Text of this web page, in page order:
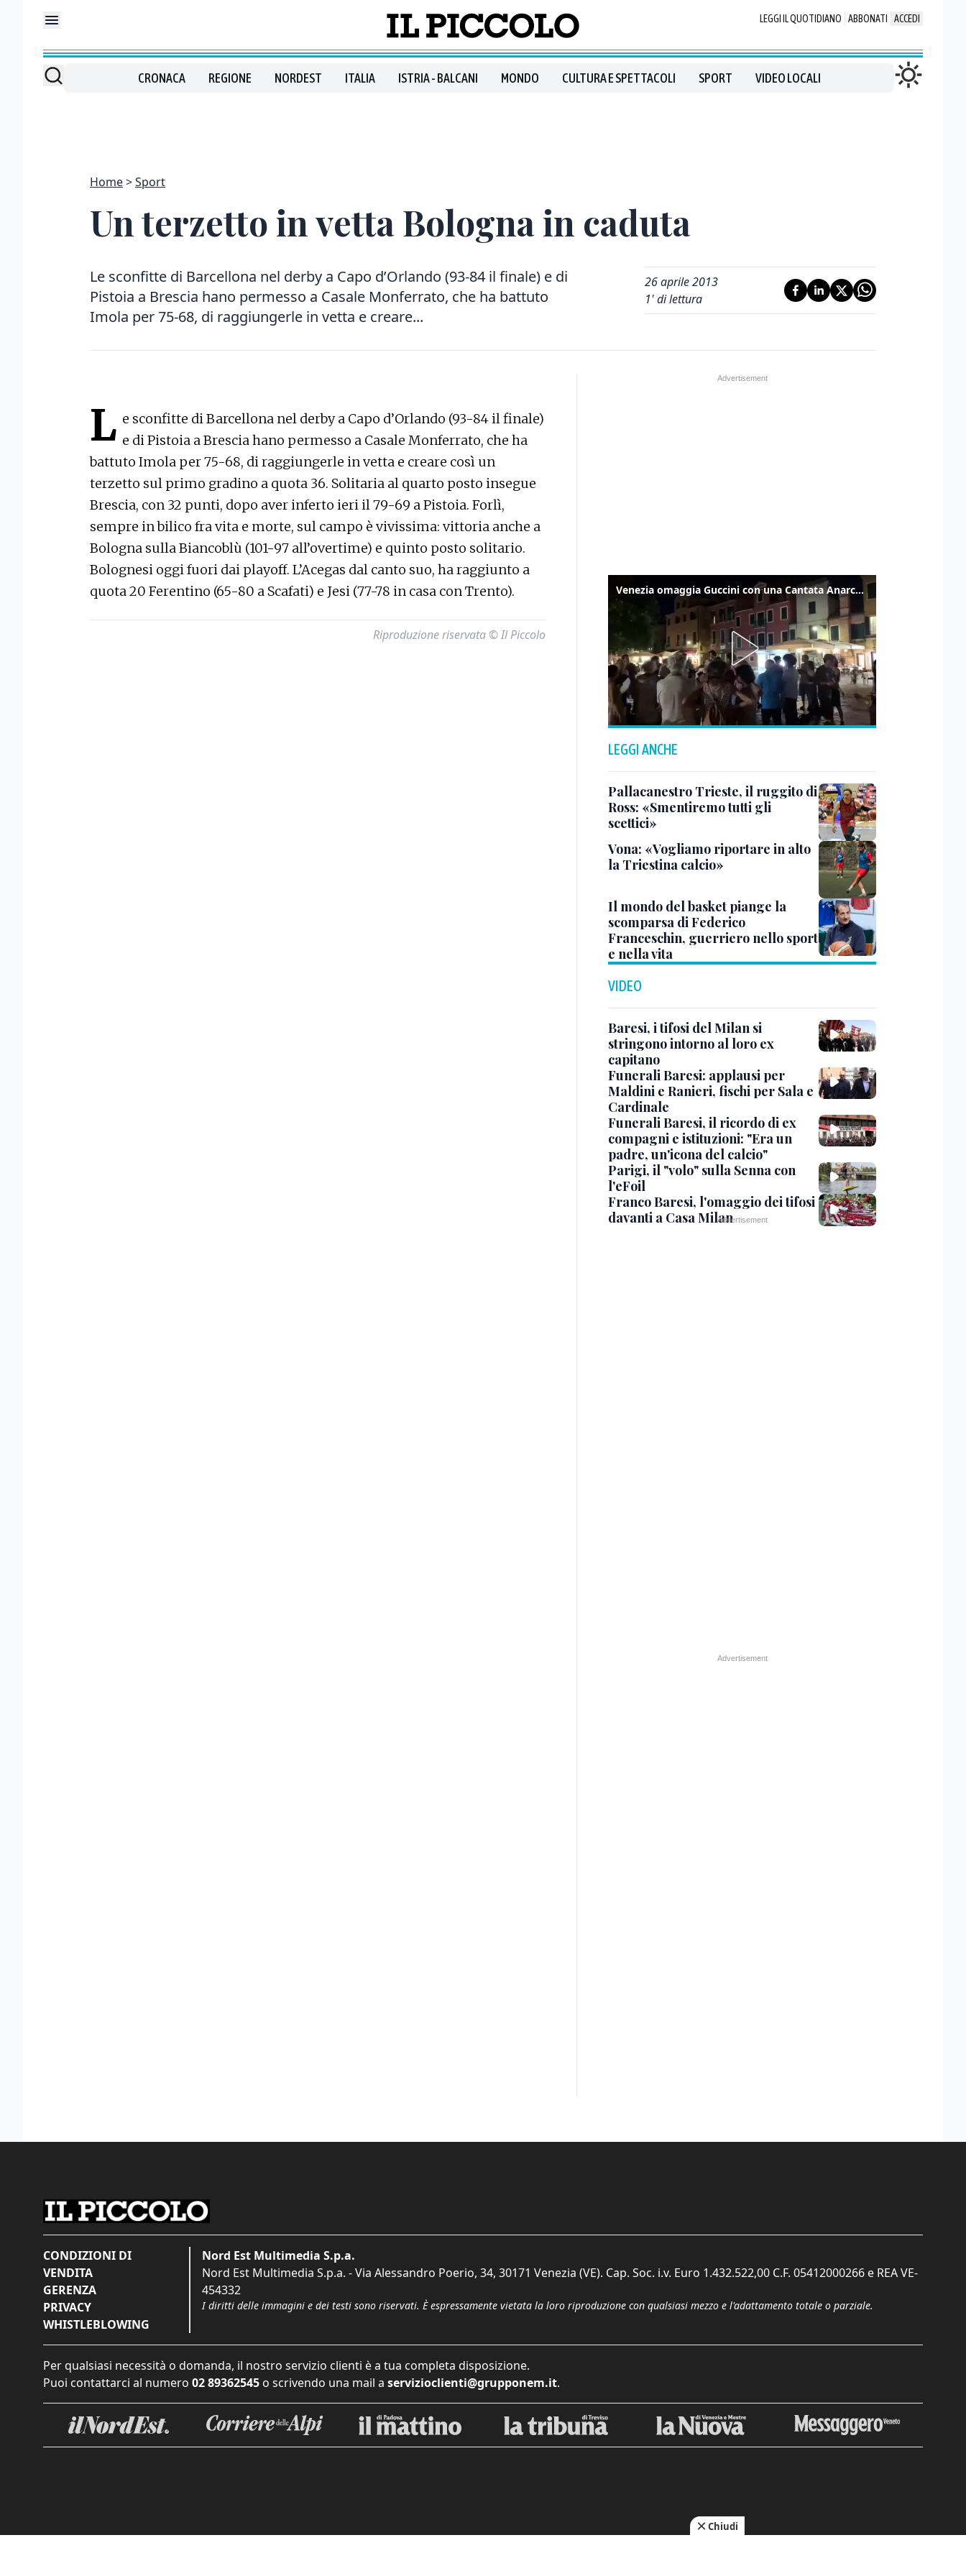
LEGGI IL QUOTIDIANO ABBONATI ACCEDI
CRONACA REGIONE NORDEST ITALIA ISTRIA - BALCANI MONDO CULTURA E SPETTACOLI SPORT VIDEO LOCALI
Home Sport
Un terzetto in vetta Bologna in caduta
Le sconfitte di Barcellona nel derby a Capo d’Orlando (93-84 il finale) e di
Pistoia a Brescia hano permesso a Casale Monferrato, che ha battuto
Imola per 75-68, di raggiungerle in vetta e creare...
26 aprile 2013
1' di lettura
L e sconfitte di Barcellona nel derby a Capo d’Orlando (93-84 il finale)
e di Pistoia a Brescia hano permesso a Casale Monferrato, che ha
battuto Imola per 75-68, di raggiungerle in vetta e creare così un
terzetto sul primo gradino a quota 36. Solitaria al quarto posto insegue
Brescia, con 32 punti, dopo aver inferto ieri il 79-69 a Pistoia. Forlì,
sempre in bilico fra vita e morte, sul campo è vivissima: vittoria anche a
Bologna sulla Biancoblù (101-97 all’overtime) e quinto posto solitario.
Bolognesi oggi fuori dai playoff. L’Acegas dal canto suo, ha raggiunto a
quota 20 Ferentino (65-80 a Scafati) e Jesi (77-78 in casa con Trento).
Riproduzione riservata © Il Piccolo
Venezia omaggia Guccini con una Cantata Anarchica in campo Santa Margherita
LEGGI ANCHE
Pallacanestro Trieste, il ruggito di
Ross: «Smentiremo tutti gli
scettici»
Vona: «Vogliamo riportare in alto
la Triestina calcio»
Il mondo del basket piange la
scomparsa di Federico
Franceschin, guerriero nello sport
e nella vita
VIDEO
Baresi, i tifosi del Milan si
stringono intorno al loro ex
capitano
Funerali Baresi: applausi per
Maldini e Ranieri, fischi per Sala e
Cardinale
Funerali Baresi, il ricordo di ex
compagni e istituzioni: "Era un
padre, un'icona del calcio"
Parigi, il "volo" sulla Senna con
l'eFoil
Franco Baresi, l'omaggio dei tifosi
davanti a Casa Milan
CONDIZIONI DI
VENDITA
GERENZA
PRIVACY
WHISTLEBLOWING
Nord Est Multimedia S.p.a.
Nord Est Multimedia S.p.a. - Via Alessandro Poerio, 34, 30171 Venezia (VE). Cap. Soc. i.v. Euro 1.432.522,00 C.F. 05412000266 e REA VE-
454332
I diritti delle immagini e dei testi sono riservati. È espressamente vietata la loro riproduzione con qualsiasi mezzo e l'adattamento totale o parziale.
Per qualsiasi necessità o domanda, il nostro servizio clienti è a tua completa disposizione.
Puoi contattarci al numero 02 89362545 o scrivendo una mail a servizioclienti@grupponem.it.
Chiudi